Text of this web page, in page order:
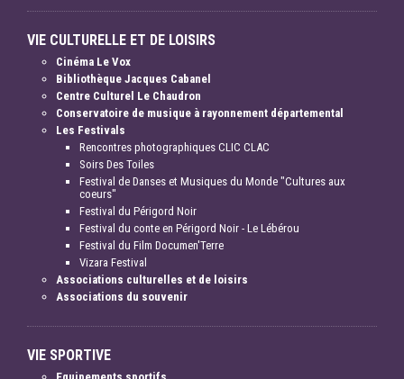
VIE CULTURELLE ET DE LOISIRS
Cinéma Le Vox
Bibliothèque Jacques Cabanel
Centre Culturel Le Chaudron
Conservatoire de musique à rayonnement départemental
Les Festivals
Rencontres photographiques CLIC CLAC
Soirs Des Toiles
Festival de Danses et Musiques du Monde "Cultures aux
coeurs"
Festival du Périgord Noir
Festival du conte en Périgord Noir - Le Lébérou
Festival du Film Documen'Terre
Vizara Festival
Associations culturelles et de loisirs
Associations du souvenir
VIE SPORTIVE